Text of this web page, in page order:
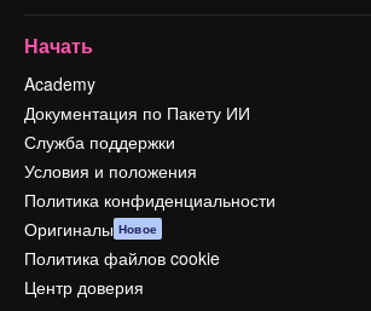
Начать
Academy
Документация по Пакету ИИ
Служба поддержки
Условия и положения
Политика конфиденциальности
Оригиналы Новое
Политика файлов cookie
Центр доверия